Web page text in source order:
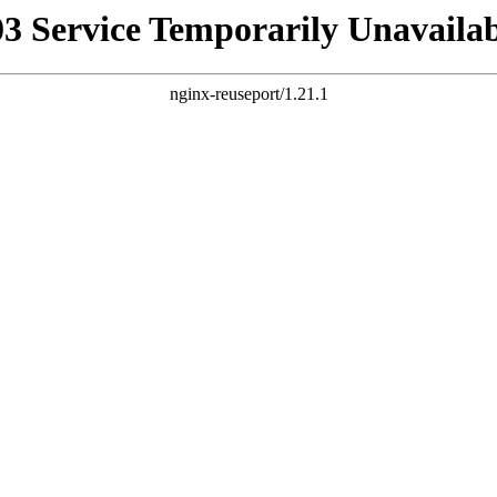
Service Temporarily
nginx-reuseport/1.21.1